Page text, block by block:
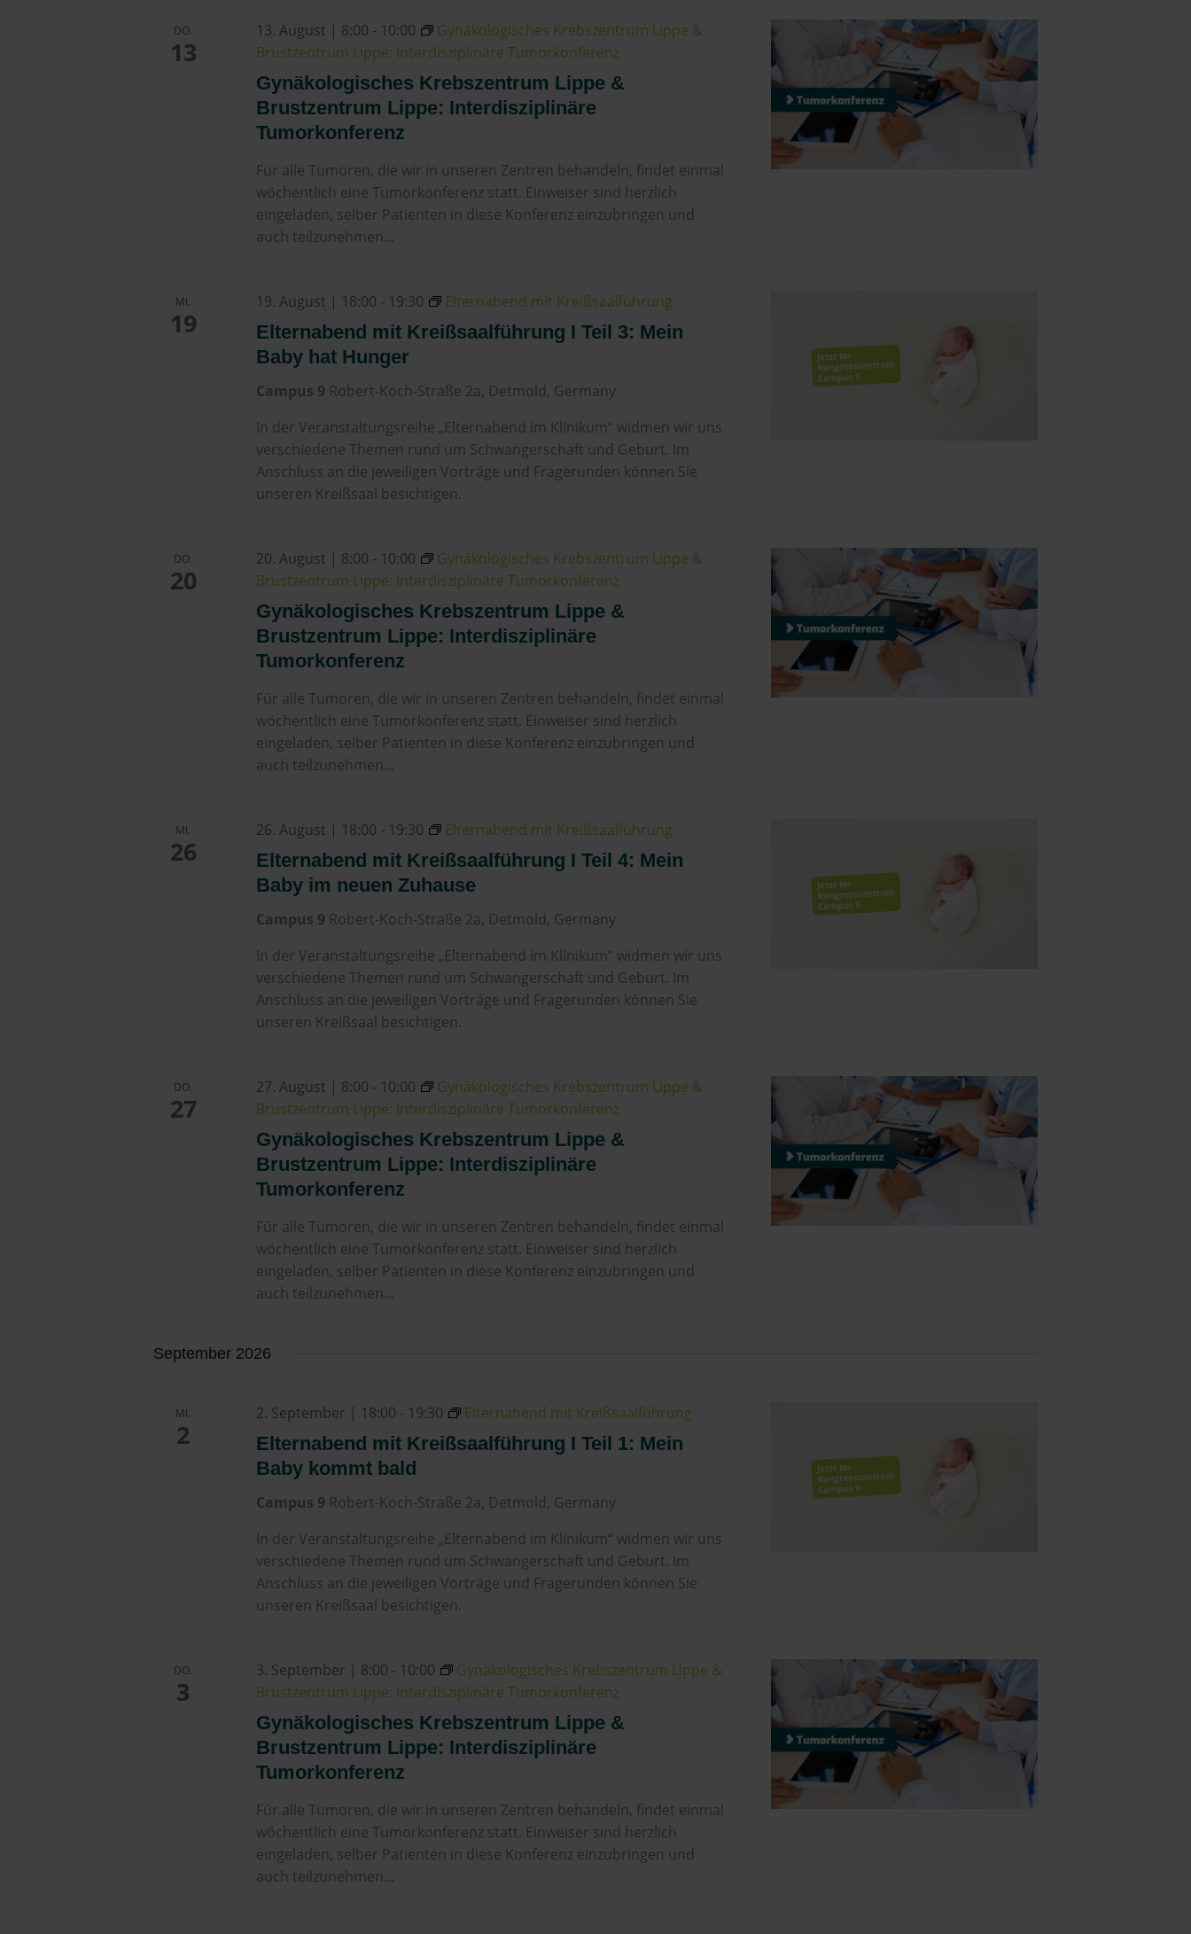
DO.
13
Gynäkologisches Krebszentrum Lippe &
Brustzentrum Lippe: Interdisziplinäre
Tumorkonferenz
13. August | 8:00 - 10:00
Gynäkologisches Krebszentrum Lippe &
Brustzentrum Lippe: Interdisziplinäre Tumorkonferenz
Für alle Tumoren, die wir in unseren Zentren behandeln, findet einmal
wöchentlich eine Tumorkonferenz statt. Einweiser sind herzlich
eingeladen, selber Patienten in diese Konferenz einzubringen und
auch teilzunehmen...
MI.
19
Elternabend mit Kreißsaalführung I Teil 3: Mein
Baby hat Hunger
19. August | 18:00 - 19:30 Elternabend mit Kreißsaalführung
Campus 9 Robert-Koch-Straße 2a, Detmold, Germany
In der Veranstaltungsreihe „Elternabend im Klinikum“ widmen wir uns
verschiedene Themen rund um Schwangerschaft und Geburt. Im
Anschluss an die jeweiligen Vorträge und Fragerunden können Sie
unseren Kreißsaal besichtigen.
DO.
20
Gynäkologisches Krebszentrum Lippe &
Brustzentrum Lippe: Interdisziplinäre
Tumorkonferenz
20. August | 8:00 - 10:00
Gynäkologisches Krebszentrum Lippe &
Brustzentrum Lippe: Interdisziplinäre Tumorkonferenz
Für alle Tumoren, die wir in unseren Zentren behandeln, findet einmal
wöchentlich eine Tumorkonferenz statt. Einweiser sind herzlich
eingeladen, selber Patienten in diese Konferenz einzubringen und
auch teilzunehmen...
MI.
26
Elternabend mit Kreißsaalführung I Teil 4: Mein
Baby im neuen Zuhause
26. August | 18:00 - 19:30 Elternabend mit Kreißsaalführung
Campus 9 Robert-Koch-Straße 2a, Detmold, Germany
In der Veranstaltungsreihe „Elternabend im Klinikum“ widmen wir uns
verschiedene Themen rund um Schwangerschaft und Geburt. Im
Anschluss an die jeweiligen Vorträge und Fragerunden können Sie
unseren Kreißsaal besichtigen.
DO.
27
Gynäkologisches Krebszentrum Lippe &
Brustzentrum Lippe: Interdisziplinäre
Tumorkonferenz
27. August | 8:00 - 10:00
Gynäkologisches Krebszentrum Lippe &
Brustzentrum Lippe: Interdisziplinäre Tumorkonferenz
Für alle Tumoren, die wir in unseren Zentren behandeln, findet einmal
wöchentlich eine Tumorkonferenz statt. Einweiser sind herzlich
eingeladen, selber Patienten in diese Konferenz einzubringen und
auch teilzunehmen...
September 2026
MI.
2
Elternabend mit Kreißsaalführung I Teil 1: Mein
Baby kommt bald
2. September | 18:00 - 19:30 Elternabend mit Kreißsaalführung
Campus 9 Robert-Koch-Straße 2a, Detmold, Germany
In der Veranstaltungsreihe „Elternabend im Klinikum“ widmen wir uns
verschiedene Themen rund um Schwangerschaft und Geburt. Im
Anschluss an die jeweiligen Vorträge und Fragerunden können Sie
unseren Kreißsaal besichtigen.
DO.
3
Gynäkologisches Krebszentrum Lippe &
Brustzentrum Lippe: Interdisziplinäre
Tumorkonferenz
3. September | 8:00 - 10:00
Gynäkologisches Krebszentrum Lippe &
Brustzentrum Lippe: Interdisziplinäre Tumorkonferenz
Für alle Tumoren, die wir in unseren Zentren behandeln, findet einmal
wöchentlich eine Tumorkonferenz statt. Einweiser sind herzlich
eingeladen, selber Patienten in diese Konferenz einzubringen und
auch teilzunehmen...